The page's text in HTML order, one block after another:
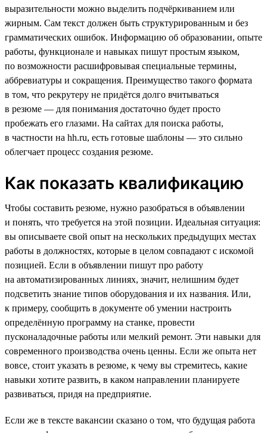
выразительности можно выделить подчёркиванием или
жирным. Сам текст должен быть структурированным и без
грамматических ошибок. Информацию об образовании, опыте
работы, функционале и навыках пишут простым языком,
по возможности расшифровывая специальные термины,
аббревиатуры и сокращения. Преимущество такого формата
в том, что рекрутеру не придётся долго вчитываться
в резюме — для понимания достаточно будет просто
пробежать его глазами. На сайтах для поиска работы,
в частности на hh.ru, есть готовые шаблоны — это сильно
облегчает процесс создания резюме.
Как показать квалификацию
Чтобы составить резюме, нужно разобраться в объявлении
и понять, что требуется на этой позиции. Идеальная ситуация:
вы описываете свой опыт на нескольких предыдущих местах
работы в должностях, которые в целом совпадают с искомой
позицией. Если в объявлении пишут про работу
на автоматизированных линиях, значит, нелишним будет
подсветить знание типов оборудования и их названия. Или,
к примеру, сообщить в документе об умении настроить
определённую программу на станке, провести
пусконаладочные работы или мелкий ремонт. Эти навыки для
современного производства очень ценны. Если же опыта нет
вовсе, стоит указать в резюме, к чему вы стремитесь, какие
навыки хотите развить, в каком направлении планируете
развиваться, придя на предприятие.
Если же в тексте вакансии сказано о том, что будущая работа